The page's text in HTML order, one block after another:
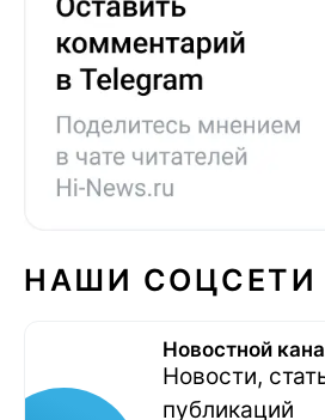
НАШИ СОЦСЕТИ
Новостной
Новости,
публикаций